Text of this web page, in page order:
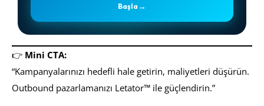
Başla →
👉 Mini CTA:
“Kampanyalarınızı hedefli hale getirin, maliyetleri düşürün.
Outbound pazarlamanızı Letator™ ile güçlendirin.”